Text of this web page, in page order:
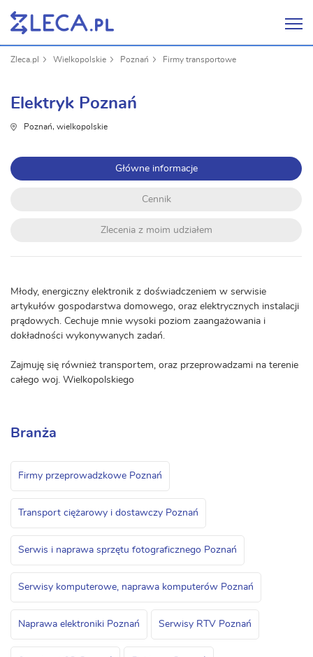
Zleca.pl Wielkopolskie Poznań Firmy transportowe
Elektryk Poznań
Poznań, wielkopolskie
Główne informacje
Cennik
Zlecenia z moim udziałem
Młody, energiczny elektronik z doświadczeniem w serwisie
artykułów gospodarstwa domowego, oraz elektrycznych instalacji
prądowych. Cechuje mnie wysoki poziom zaangażowania i
dokładności wykonywanych zadań.
Zajmuję się również transportem, oraz przeprowadzami na terenie
całego woj. Wielkopolskiego
Branża
Firmy przeprowadzkowe Poznań
Transport ciężarowy i dostawczy Poznań
Serwis i naprawa sprzętu fotograficznego Poznań
Serwisy komputerowe, naprawa komputerów Poznań
Naprawa elektroniki Poznań Serwisy RTV Poznań